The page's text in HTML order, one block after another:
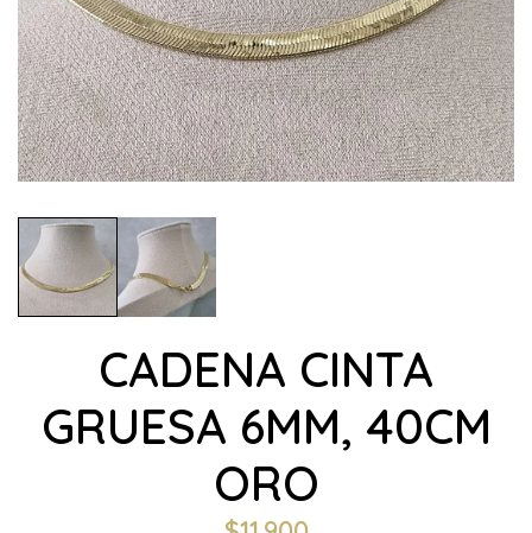
CADENA CINTA
GRUESA 6MM, 40CM
ORO